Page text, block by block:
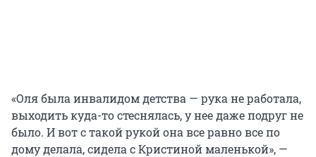
«Оля была инвалидом детства — рука не работала,
выходить куда-то стеснялась, у нее даже подруг не
было. И вот с такой рукой она все равно все по
дому делала, сидела с Кристиной маленькой», —